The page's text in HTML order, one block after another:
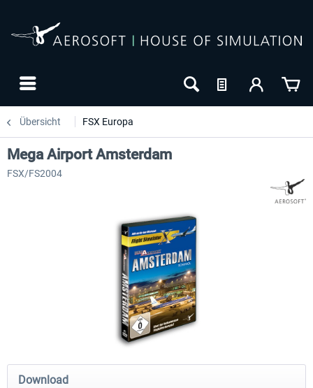
Übersicht FSX Europa
Mega Airport Frankfurt V2.0 Mega Airport Berlin
Mega Airport Amsterdam
FSX/FS2004
Download